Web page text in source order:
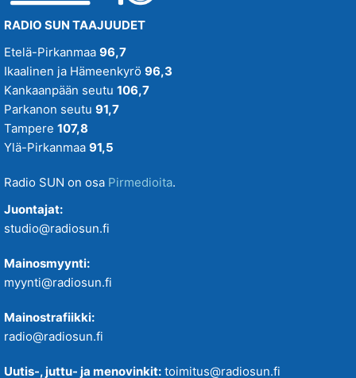
RADIO SUN TAAJUUDET
Etelä-Pirkanmaa 96,7
Ikaalinen ja Hämeenkyrö 96,3
Kankaanpään seutu 106,7
Parkanon seutu 91,7
Tampere 107,8
Ylä-Pirkanmaa 91,5
Radio SUN on osa Pirmedioita.
Juontajat:
studio@radiosun.fi
Mainosmyynti:
myynti@radiosun.fi
Mainostrafiikki:
radio@radiosun.fi
Uutis-, juttu- ja menovinkit: toimitus@radiosun.fi